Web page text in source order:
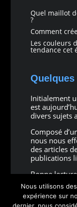
Quel maillot
?
Comment
Les couleurs
tendance cet
Initialement
est
divers sujets
Composé
nous nous
des articles
publications
Bonne
Nous utilisons
expérience sur